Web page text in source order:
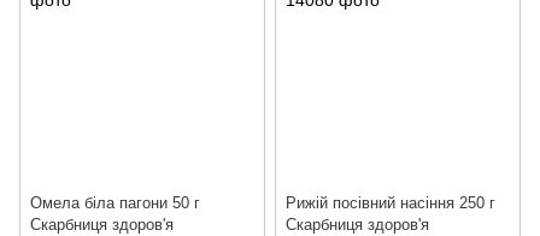
Омела біла пагони 50 г
Скарбниця здоров'я
Рижій посівний насіння 250 г
Скарбниця здоров'я